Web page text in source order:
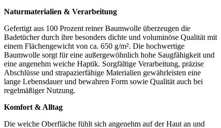
Naturmaterialien & Verarbeitung
Gefertigt aus 100 Prozent reiner Baumwolle überzeugen die
Badetücher durch ihre besonders dichte und voluminöse Qualität mit
einem Flächengewicht von ca. 650 g/m². Die hochwertige
Baumwolle sorgt für eine außergewöhnlich hohe Saugfähigkeit und
eine angenehm weiche Haptik. Sorgfältige Verarbeitung, präzise
Abschlüsse und strapazierfähige Materialien gewährleisten eine
lange Lebensdauer und bewahren Form sowie Qualität auch bei
regelmäßiger Nutzung.
Komfort & Alltag
Die weiche Oberfläche fühlt sich angenehm auf der Haut an und